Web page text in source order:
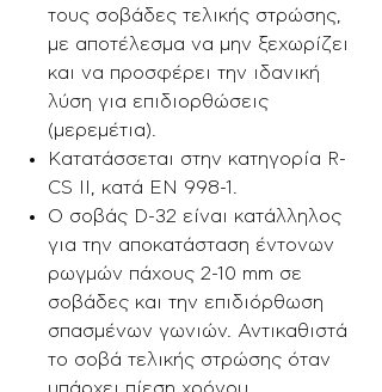
τους σοβάδες τελικής στρώσης,
με αποτέλεσμα να μην ξεχωρίζει
και να προσφέρει την ιδανική
λύση για επιδιορθώσεις
(μερεμέτια).
Κατατάσσεται στην κατηγορία R-
CS II, κατά ΕΝ 998-1.
Ο σοβάς D-32 είναι κατάλληλος
για την αποκατάσταση έντονων
ρωγμών πάχους 2-10 mm σε
σοβάδες και την επιδιόρθωση
σπασμένων γωνιών. Αντικαθιστά
το σοβά τελικής στρώσης όταν